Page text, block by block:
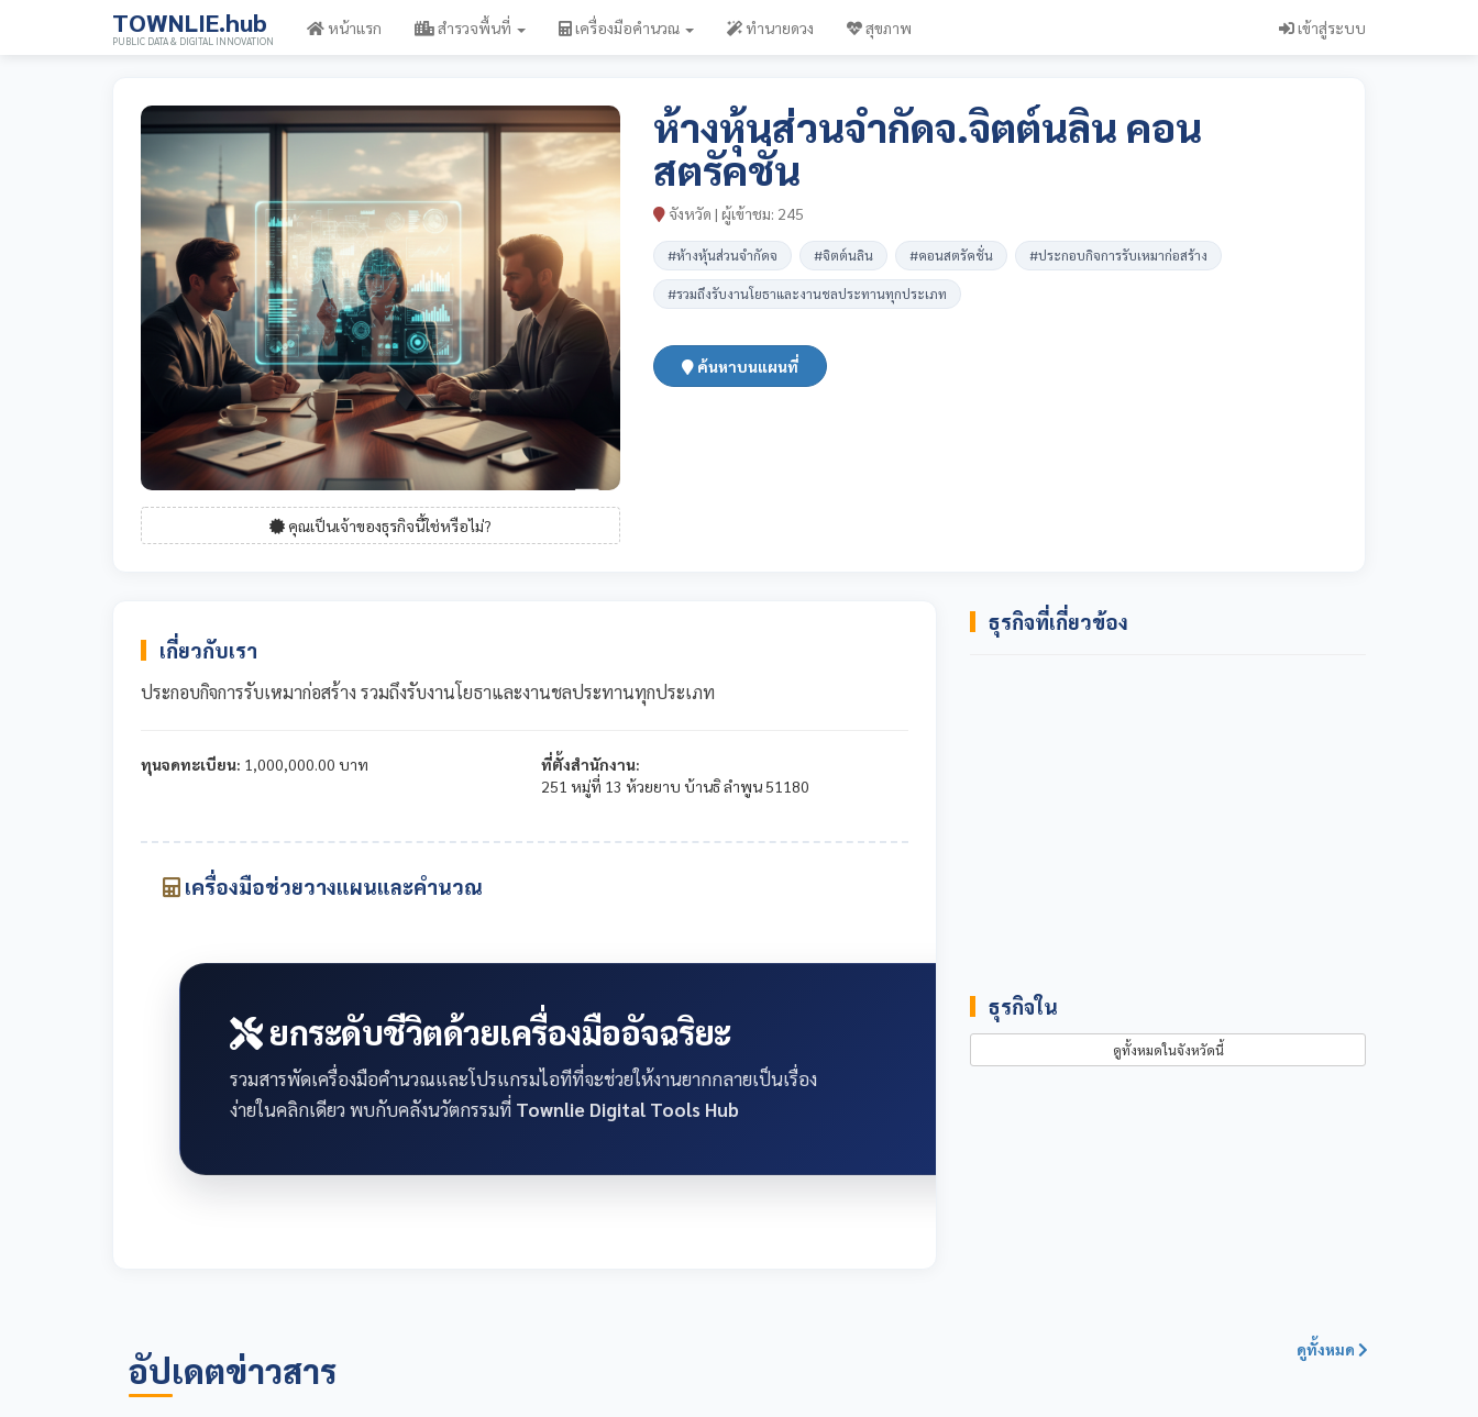
TOWNLIE.hub
PUBLIC DATA & DIGITAL INNOVATION
หน้าแรก สำรวจพื้นที่ เครื่องมือคำนวณ ทำนายดวง สุขภาพ เข้าสู่ระบบ
คุณเป็นเจ้าของธุรกิจนี้ใช่หรือไม่?
ห้างหุ้นส่วนจำกัดจ.จิตต์นลิน คอน
สตรัคชั่น
จังหวัด | ผู้เข้าชม: 245
#ห้างหุ้นส่วนจำกัดจ #จิตต์นลิน #คอนสตรัคชั่น #ประกอบกิจการรับเหมาก่อสร้าง
#รวมถึงรับงานโยธาและงานชลประทานทุกประเภท
ค้นหาบนแผนที่
เกี่ยวกับเรา
ประกอบกิจการรับเหมาก่อสร้าง รวมถึงรับงานโยธาและงานชลประทานทุกประเภท
ทุนจดทะเบียน: 1,000,000.00 บาท
ที่ตั้งสำนักงาน:
251 หมู่ที่ 13 ห้วยยาบ บ้านธิ ลำพูน 51180
เครื่องมือช่วยวางแผนและคำนวณ
ยกระดับชีวิตด้วยเครื่องมืออัจฉริยะ
รวมสารพัดเครื่องมือคำนวณและโปรแกรมไอทีที่จะช่วยให้งานยากกลายเป็นเรื่อง
ง่ายในคลิกเดียว พบกับคลังนวัตกรรมที่ Townlie Digital Tools Hub
สำรวจเครื่องมือทั้งหมด
ธุรกิจที่เกี่ยวข้อง
ธุรกิจใน
ดูทั้งหมดในจังหวัดนี้
อัปเดตข่าวสาร ดูทั้งหมด